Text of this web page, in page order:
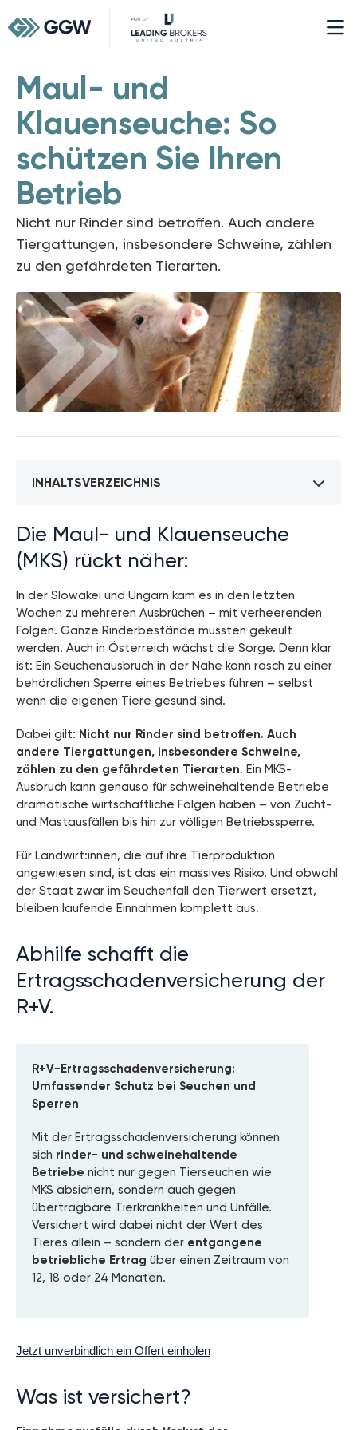
Maul- und
Klauenseuche: So
schützen Sie Ihren
Betrieb
Nicht nur Rinder sind betroffen. Auch andere
Tiergattungen, insbesondere Schweine, zählen
zu den gefährdeten Tierarten.
INHALTSVERZEICHNIS
Die Maul- und Klauenseuche
(MKS) rückt näher:
In der Slowakei und Ungarn kam es in den letzten
Wochen zu mehreren Ausbrüchen – mit verheerenden
Folgen. Ganze Rinderbestände mussten gekeult
werden. Auch in Österreich wächst die Sorge. Denn klar
ist: Ein Seuchenausbruch in der Nähe kann rasch zu einer
behördlichen Sperre eines Betriebes führen – selbst
wenn die eigenen Tiere gesund sind.
Dabei gilt: Nicht nur Rinder sind betroffen. Auch
andere Tiergattungen, insbesondere Schweine,
zählen zu den gefährdeten Tierarten. Ein MKS-
Ausbruch kann genauso für schweinehaltende Betriebe
dramatische wirtschaftliche Folgen haben – von Zucht-
und Mastausfällen bis hin zur völligen Betriebssperre.
Für Landwirt:innen, die auf ihre Tierproduktion
angewiesen sind, ist das ein massives Risiko. Und obwohl
der Staat zwar im Seuchenfall den Tierwert ersetzt,
bleiben laufende Einnahmen komplett aus.
Abhilfe schafft die
Ertragsschadenversicherung der
R+V.
R+V-Ertragsschadenversicherung:
Umfassender Schutz bei Seuchen und
Sperren
Mit der Ertragsschadenversicherung können
sich rinder- und schweinehaltende
Betriebe nicht nur gegen Tierseuchen wie
MKS absichern, sondern auch gegen
übertragbare Tierkrankheiten und Unfälle.
Versichert wird dabei nicht der Wert des
Tieres allein – sondern der entgangene
betriebliche Ertrag über einen Zeitraum von
12, 18 oder 24 Monaten.
Jetzt unverbindlich ein Offert einholen
Was ist versichert?